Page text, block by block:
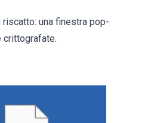
una finestra pop-
crittografate.